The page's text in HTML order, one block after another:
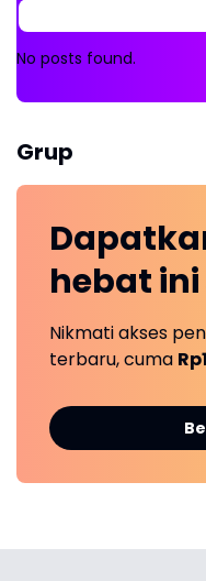
No posts found.
Grup
hebat ini
Nikmati akses
terbaru, cuma